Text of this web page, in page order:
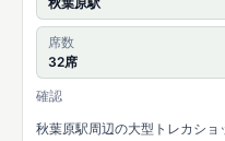
席数
32席
確認
秋葉原駅周辺の大型トレカシ